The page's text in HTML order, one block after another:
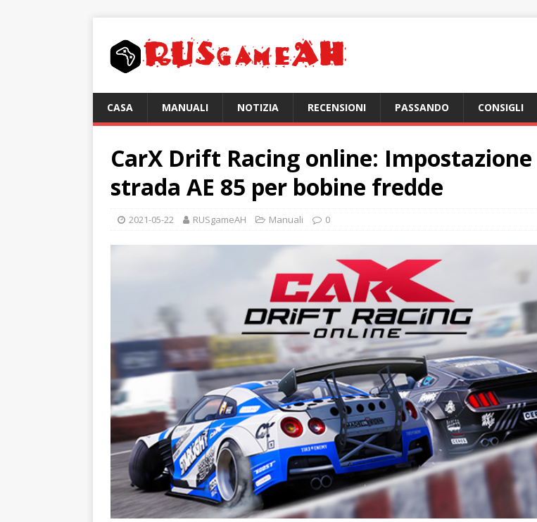
CASA MANUALI NOTIZIA RECENSIONI PASSANDO CONSIGLI
CarX Drift Racing online: Impostazione
strada AE 85 per bobine fredde
2021-05-22 RUSgameAH Manuali 0